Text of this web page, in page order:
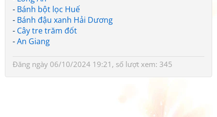
- Bánh bột lọc Huế
- Bánh đậu xanh Hải Dương
- Cây tre trăm đốt
-An Giang
Đăng ngày 06/10/2024 19:21, số lượt xem: 345